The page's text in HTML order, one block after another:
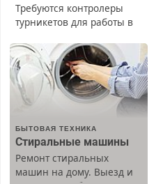
Требуются контролеры
турникетов для работы в
(мужчины, женщины).
Прием по ТК РФ. График
работы любой.
Бесплатное проживание.
З/п – до 96000 рублей до
Ежемесячно
выплачивается денежная
премия. Возможно
бесплатное обучение,
БЫТОВАЯ ТЕХНИКА
Стиральные машины
Ремонт стиральных
машин на дому. Выезд и